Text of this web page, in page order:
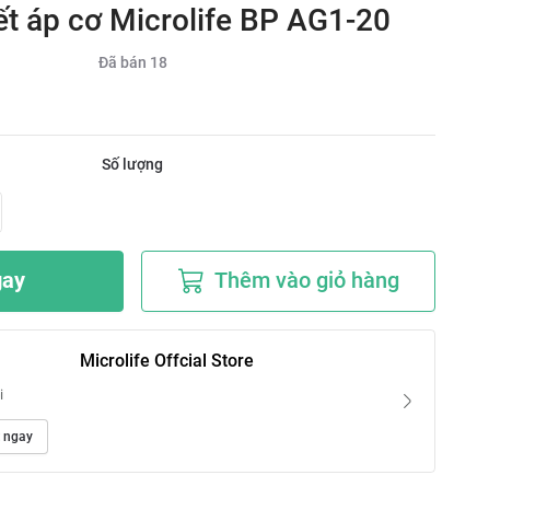
áp cơ Microlife BP AG1-20
Đã bán 18
Số lượng
Thêm vào giỏ hàng
Microlife Offcial Store
ngay